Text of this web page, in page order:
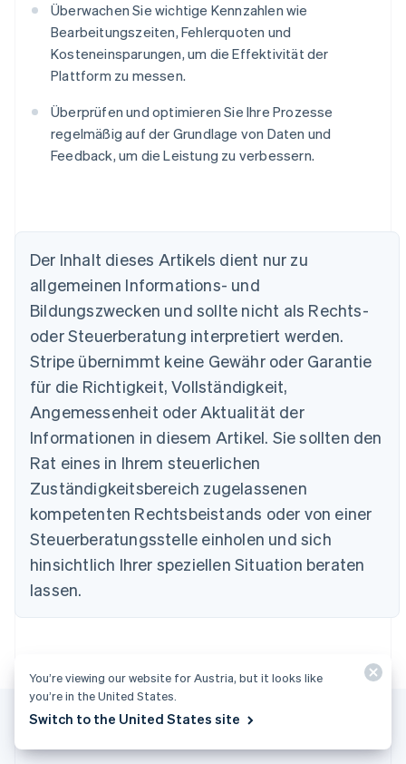
Überwachen Sie wichtige Kennzahlen wie
Bearbeitungszeiten, Fehlerquoten und
Kosteneinsparungen, um die Effektivität der
Plattform zu messen.
Überprüfen und optimieren Sie Ihre Prozesse
regelmäßig auf der Grundlage von Daten und
Feedback, um die Leistung zu verbessern.
Der Inhalt dieses Artikels dient nur zu
allgemeinen Informations- und
Bildungszwecken und sollte nicht als Rechts-
oder Steuerberatung interpretiert werden.
Stripe übernimmt keine Gewähr oder Garantie
für die Richtigkeit, Vollständigkeit,
Angemessenheit oder Aktualität der
Informationen in diesem Artikel. Sie sollten den
Rat eines in Ihrem steuerlichen
Zuständigkeitsbereich zugelassenen
kompetenten Rechtsbeistands oder von einer
Steuerberatungsstelle einholen und sich
hinsichtlich Ihrer speziellen Situation beraten
lassen.
Australien
English
Belgien
Brasilien
PortuguêsEnglish
Bulgarien
English
Dänemark
English
DeutschEnglish
Estland
English
Festlandchina
简体中文English
Finnland
Frankreich
FrançaisEnglish
Griechenland
Indien
Irland
You’re viewing our website for Austria, but it looks like
you’re in the United States.
Switch to the United States site